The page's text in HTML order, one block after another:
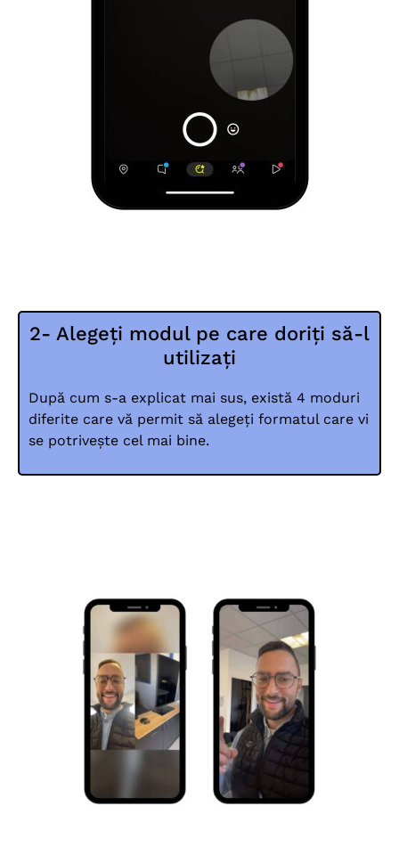
2- Alegeți modul pe care doriți să-l
utilizați
După cum s-a explicat mai sus, există 4 moduri
diferite care vă permit să alegeți formatul care vi
se potrivește cel mai bine.